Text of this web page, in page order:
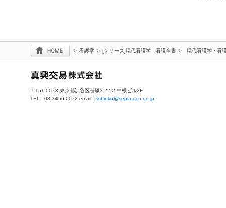
> 看護学 > [シリーズ]現代看護学 看護全書 > 現代看護学・看
〒151-0073 東京都渋谷区笹塚3-22-2 中根ビル2F
TEL : 03-3456-0072 email : sshinko@sepia.ocn.ne.jp